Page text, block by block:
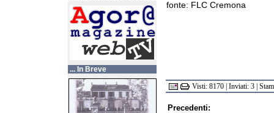
... In Breve
fonte: FLC Cremona
Visti: 8170 | Inviati: 3 |
Precedenti: